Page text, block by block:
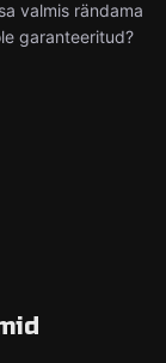
valmis rändama
garanteeritud?